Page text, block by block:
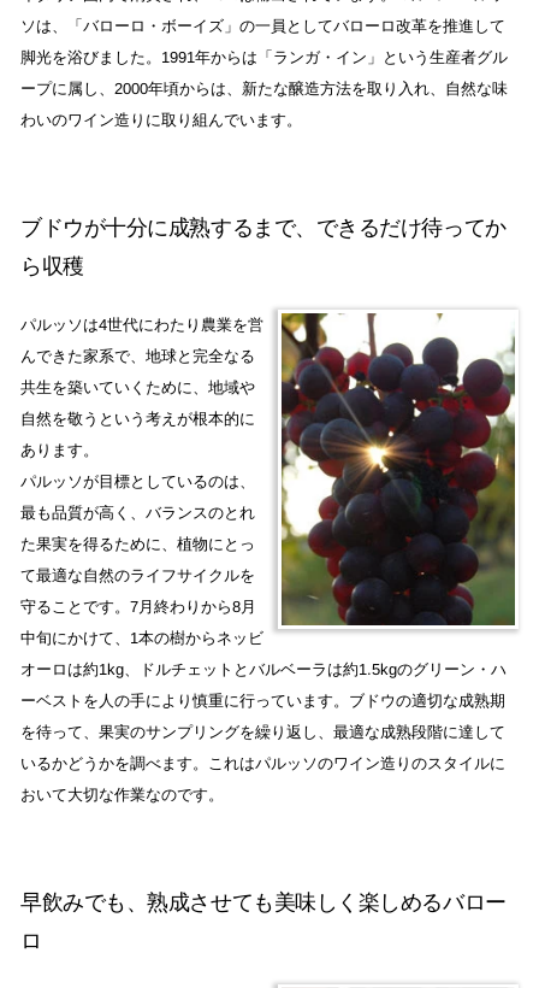
ソは、「バローロ・ボーイズ」の一員としてバローロ改革を推進して
脚光を浴びました。1991年からは「ランガ・イン」という生産者グル
ープに属し、2000年頃からは、新たな醸造方法を取り入れ、自然な味
わいのワイン造りに取り組んでいます。
ブドウが十分に成熟するまで、できるだけ待ってか
ら収穫
パルッソは4世代にわたり農業を営
んできた家系で、地球と完全なる
共生を築いていくために、地域や
自然を敬うという考えが根本的に
あります。
パルッソが目標としているのは、
最も品質が高く、バランスのとれ
た果実を得るために、植物にとっ
て最適な自然のライフサイクルを
守ることです。7月終わりから8月
中旬にかけて、1本の樹からネッビ
オーロは約1kg、ドルチェットとバルベーラは約1.5kgのグリーン・ハ
ーベストを人の手により慎重に行っています。ブドウの適切な成熟期
を待って、果実のサンプリングを繰り返し、最適な成熟段階に達して
いるかどうかを調べます。これはパルッソのワイン造りのスタイルに
おいて大切な作業なのです。
早飲みでも、熟成させても美味しく楽しめるバロー
ロ